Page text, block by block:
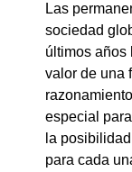
Las
sociedad
últimos años
valor de una
especial
la
para cada